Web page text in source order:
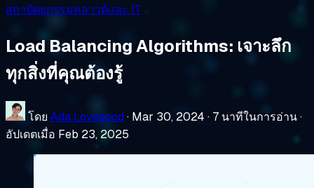
สถาปัตยกรรมคลาวด์และ IT
Load Balancing Algorithms: เจาะลึก
ทุกสิ่งที่คุณต้องรู้
โดย Ada Lovegood · Mar 30, 2024 · 7 นาทีในการอ่าน·
อัปเดตเมื่อ Feb 23, 2025